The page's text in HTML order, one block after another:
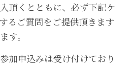
頂くとともに、必ず下記ケ
るご質問をご提供頂きます
す。
加申込みは受け付けており